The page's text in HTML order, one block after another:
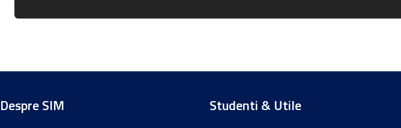
Despre SIM Studenti & Utile